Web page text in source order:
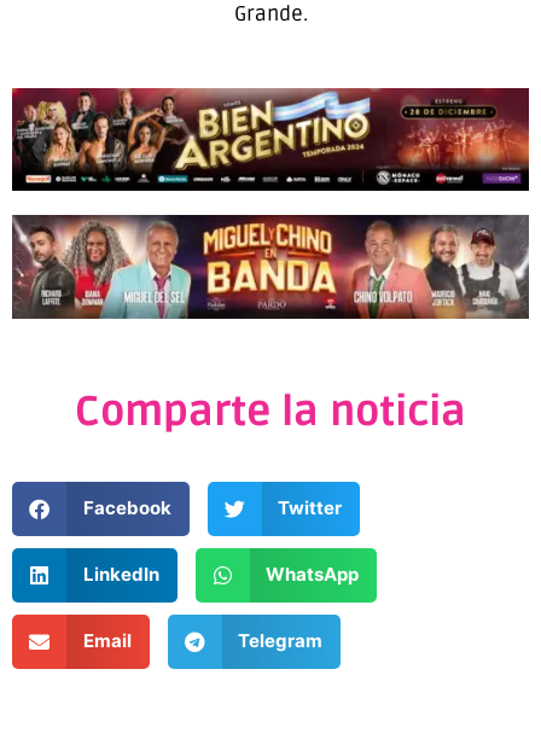
Grande.
Comparte la noticia
Facebook Twitter
LinkedIn WhatsApp
Email Telegram